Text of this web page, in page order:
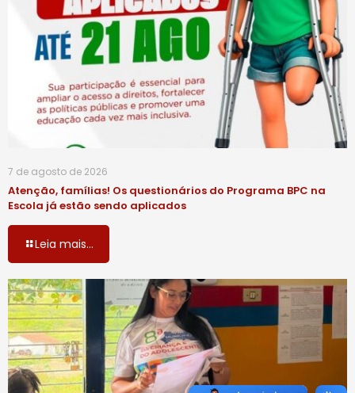
7 de agosto de 2026
Atenção, famílias! Os questionários do Programa BPC na
Escola já estão sendo aplicados
Leia mais...